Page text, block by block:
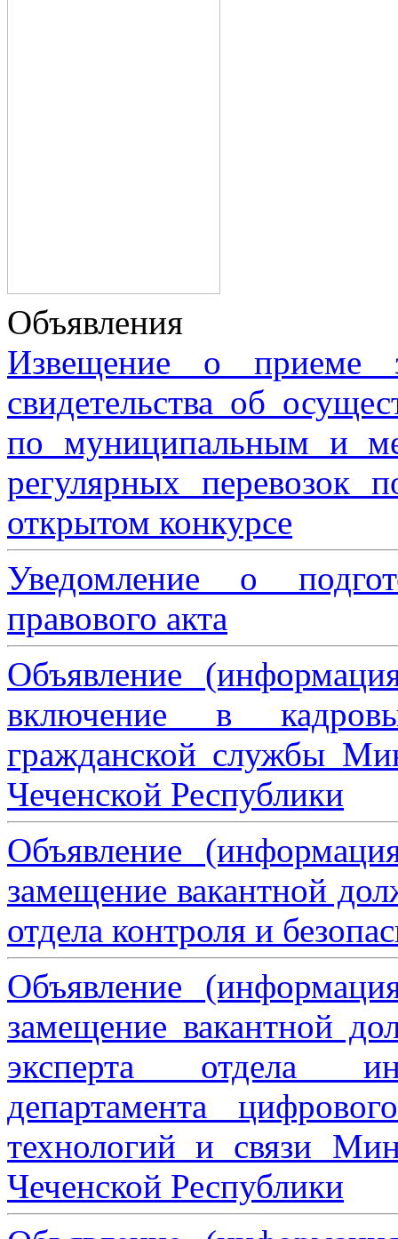
Объявления
Извещение о приеме
свидетельства об
по муниципальным и
регулярных перевозок
открытом конкурсе
Уведомление о
правового акта
Объявление
включение в
гражданской службы
Чеченской Республики
Объявление
замещение вакантной
отдела контроля и
Объявление
замещение вакантной
эксперта отдела
департамента
технологий и связи
Чеченской Республики